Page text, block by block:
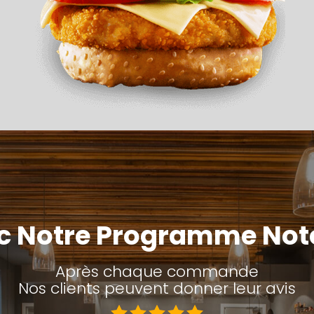
Notre Programme
Après chaque commande
Nos clients peuvent donner leur avis